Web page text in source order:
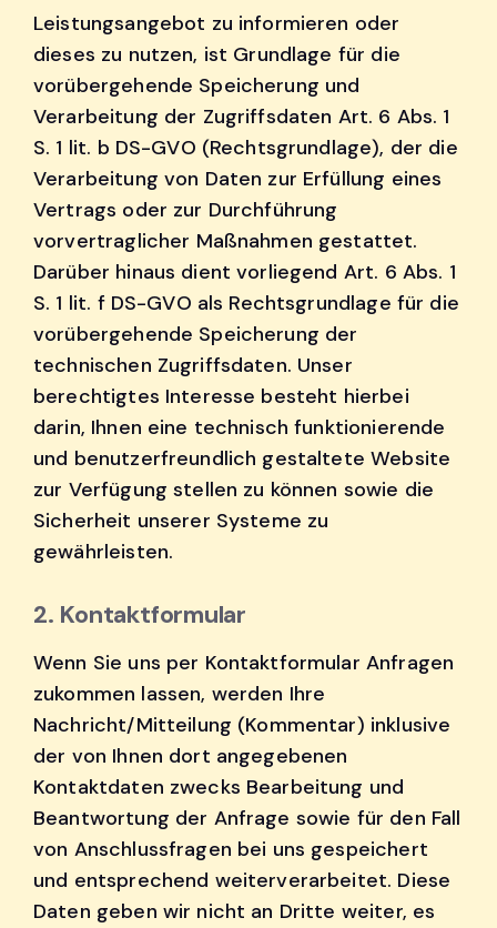
Leistungsangebot zu informieren oder
dieses zu nutzen, ist Grundlage für die
vorübergehende Speicherung und
Verarbeitung der Zugriffsdaten Art. 6 Abs. 1
S. 1 lit. b DS-GVO (Rechtsgrundlage), der die
Verarbeitung von Daten zur Erfüllung eines
Vertrags oder zur Durchführung
vorvertraglicher Maßnahmen gestattet.
Darüber hinaus dient vorliegend Art. 6 Abs. 1
S. 1 lit. f DS-GVO als Rechtsgrundlage für die
vorübergehende Speicherung der
technischen Zugriffsdaten. Unser
berechtigtes Interesse besteht hierbei
darin, Ihnen eine technisch funktionierende
und benutzerfreundlich gestaltete Website
zur Verfügung stellen zu können sowie die
Sicherheit unserer Systeme zu
gewährleisten.
2. Kontaktformular
Wenn Sie uns per Kontaktformular Anfragen
zukommen lassen, werden Ihre
Nachricht/Mitteilung (Kommentar) inklusive
der von Ihnen dort angegebenen
Kontaktdaten zwecks Bearbeitung und
Beantwortung der Anfrage sowie für den Fall
von Anschlussfragen bei uns gespeichert
und entsprechend weiterverarbeitet. Diese
Daten geben wir nicht an Dritte weiter, es